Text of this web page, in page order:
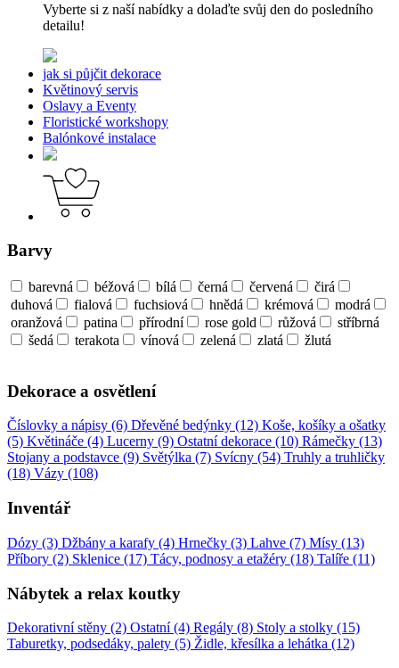
Vyberte si z naší nabídky a dolaďte svůj den do posledního
detailu!
jak si půjčit dekorace
Květinový servis
Oslavy a Eventy
Floristické workshopy
Balónkové instalace
Barvy
barevná béžová bílá černá červená
čirá
duhová
fialová fuchsiová hnědá krémová
modrá
oranžová
patina přírodní rose gold růžová
stříbrná
šedá
terakota vínová zelená zlatá žlutá
Dekorace a osvětlení
Číslovky a nápisy (6) Dřevěné bedýnky (12) Koše, košíky a ošatky
(5) Květináče (4) Lucerny (9) Ostatní dekorace (10) Rámečky (13)
Stojany a podstavce (9) Světýlka (7) Svícny (54) Truhly a truhličky
(18) Vázy (108)
Inventář
Dózy (3) Džbány a karafy (4) Hrnečky (3) Lahve (7) Mísy (13)
Příbory (2) Sklenice (17) Tácy, podnosy a etažéry (18) Talíře (11)
Nábytek a relax koutky
Dekorativní stěny (2) Ostatní (4) Regály (8) Stoly a stolky (15)
Taburetky, podsedáky, palety (5) Židle, křesílka a lehátka (12)